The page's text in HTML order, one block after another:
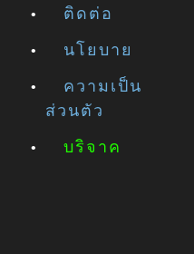
ติดต่อ
นโยบาย
ความเป็น
ส่วนตัว
บริจาค